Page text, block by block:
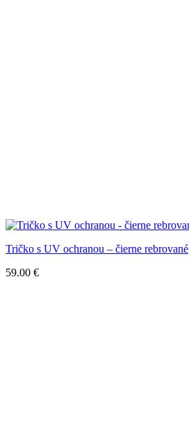
Tričko s UV ochranou – čierne rebrované
59.00 €